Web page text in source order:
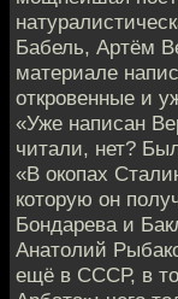
Бабель, Артём
материале
откровенные и
«Уже написан
читали, нет?
«В окопах
которую он
Бондарева и
Анатолий
ещё в СССР, в